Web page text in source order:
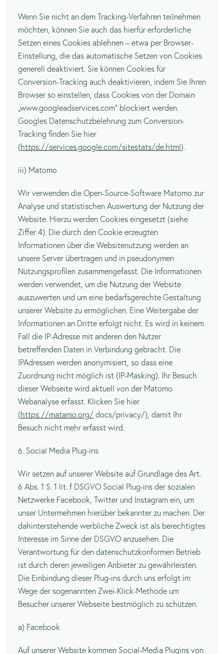
Wenn Sie nicht an dem Tracking-Verfahren teilnehmen
möchten, können Sie auch das hierfür erforderliche
Setzen eines Cookies ablehnen – etwa per Browser-
Einstellung, die das automatische Setzen von Cookies
generell deaktiviert. Sie können Cookies für
Conversion-Tracking auch deaktivieren, indem Sie Ihren
Browser so einstellen, dass Cookies von der Domain
„www.googleadservices.com“ blockiert werden.
Googles Datenschutzbelehrung zum Conversion-
Tracking finden Sie hier
(https://services.google.com/sitestats/de.html).
iii) Matomo
Wir verwenden die Open-Source-Software Matomo zur
Analyse und statistischen Auswertung der Nutzung der
Website. Hierzu werden Cookies eingesetzt (siehe
Ziffer 4). Die durch den Cookie erzeugten
Informationen über die Websitenutzung werden an
unsere Server übertragen und in pseudonymen
Nutzungsprofilen zusammengefasst. Die Informationen
werden verwendet, um die Nutzung der Website
auszuwerten und um eine bedarfsgerechte Gestaltung
unserer Website zu ermöglichen. Eine Weitergabe der
Informationen an Dritte erfolgt nicht. Es wird in keinem
Fall die IP-Adresse mit anderen den Nutzer
betreffenden Daten in Verbindung gebracht. Die
IPAdressen werden anonymisiert, so dass eine
Zuordnung nicht möglich ist (IP-Masking). Ihr Besuch
dieser Webseite wird aktuell von der Matomo
Webanalyse erfasst. Klicken Sie hier
(https://matamo.org/ docs/privacy/), damit Ihr
Besuch nicht mehr erfasst wird.
6. Social Media Plug-ins
Wir setzen auf unserer Website auf Grundlage des Art.
6 Abs. 1 S. 1 lit. f DSGVO Social Plug-ins der sozialen
Netzwerke Facebook, Twitter und Instagram ein, um
unser Untermehmen hierüber bekannter zu machen. Der
dahinterstehende werbliche Zweck ist als berechtigtes
Interesse im Sinne der DSGVO anzusehen. Die
Verantwortung für den datenschutzkonformen Betrieb
ist durch deren jeweiligen Anbieter zu gewährleisten.
Die Einbindung dieser Plug-ins durch uns erfolgt im
Wege der sogenannten Zwei-Klick-Methode um
Besucher unserer Webseite bestmöglich zu schützen.
a) Facebook
Auf unserer Website kommen Social-Media Plugins von